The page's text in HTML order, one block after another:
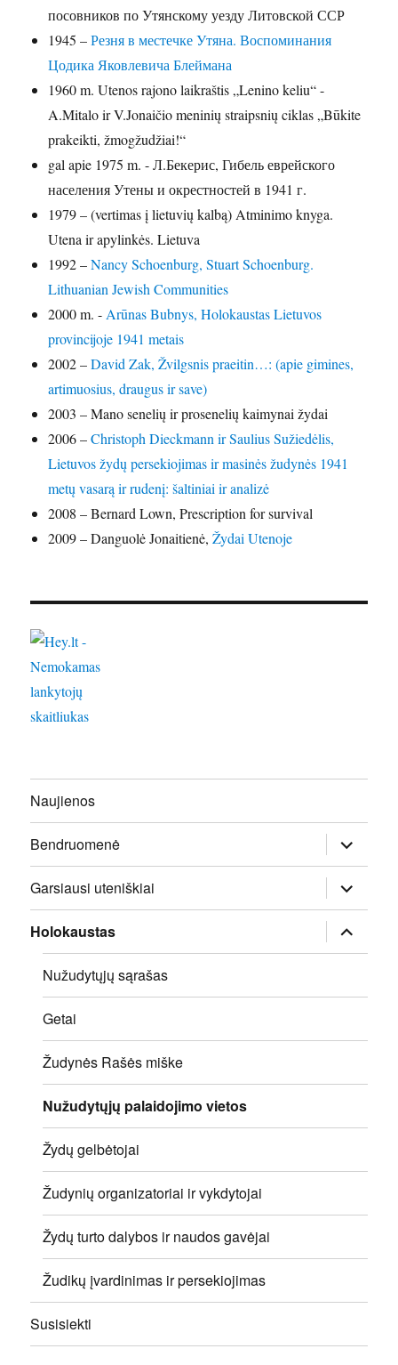
посовников по Утянскому уезду Литовской ССР
1945 –Резня в местечке Утяна. Воспоминания
Цодика Яковлевича Блеймана
1960 m. Utenos rajono laikraštis „Lenino keliu“ -
A.Mitalo ir V.Jonaičio meninių straipsnių ciklas „Būkite
prakeikti, žmogžudžiai!“
gal apie 1975 m. - Л.Бекерис, Гибель еврейского
населения Утены и окрестностей в 1941 г.
1979 – (vertimas į lietuvių kalbą) Atminimo knyga.
Utena ir apylinkės. Lietuva
1992 –Nancy Schoenburg, Stuart Schoenburg.
Lithuanian Jewish Communities
2000 m. - Arūnas Bubnys, Holokaustas Lietuvos
provincijoje 1941 metais
2002 –David Zak, Žvilgsnis praeitin…: (apie gimines,
artimuosius, draugus ir save)
2003 – Mano senelių ir prosenelių kaimynai žydai
2006 –Christoph Dieckmann ir Saulius Sužiedėlis,
Lietuvos žydų persekiojimas ir masinės žudynės 1941
metų vasarą ir rudenį: šaltiniai ir analizė
2008 – Bernard Lown, Prescription for survival
2009 – Danguolė Jonaitienė,Žydai Utenoje
Naujienos
Bendruomenė išskleisti
sub-
meniu
Garsiausi uteniškiai
išskleisti
sub-
meniu
Holokaustas
išskleisti
sub-
meniu
Nužudytųjų sąrašas
Getai
Žudynės Rašės miške
Nužudytųjų palaidojimo vietos
Žydų gelbėtojai
Žudynių organizatoriai ir vykdytojai
Žydų turto dalybos ir naudos gavėjai
Žudikų įvardinimas ir persekiojimas
Susisiekti